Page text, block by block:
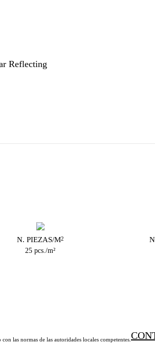
Reflecting
N. PIEZAS/M2
25 pcs./m²
las normas de las autoridades locales competentes.